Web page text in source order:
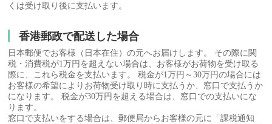
くは受け取り後に支払います。
香港郵政で配送した場合
日本郵便でお客様（日本在住）の元へお届けします。 その際に関
税・消費税が1万円を超えない場合は、お客様がお荷物を受け取る
際に、これら税金を支払います。 税金が1万円～30万円の場合には
お客様の希望によりお荷物受け取り時に支払うか、窓口で支払うか
になります。 税金が30万円を超える場合は、窓口での支払いにな
ります。
窓口で支払いをする場合は、郵便局からお客様の元に「課税通知